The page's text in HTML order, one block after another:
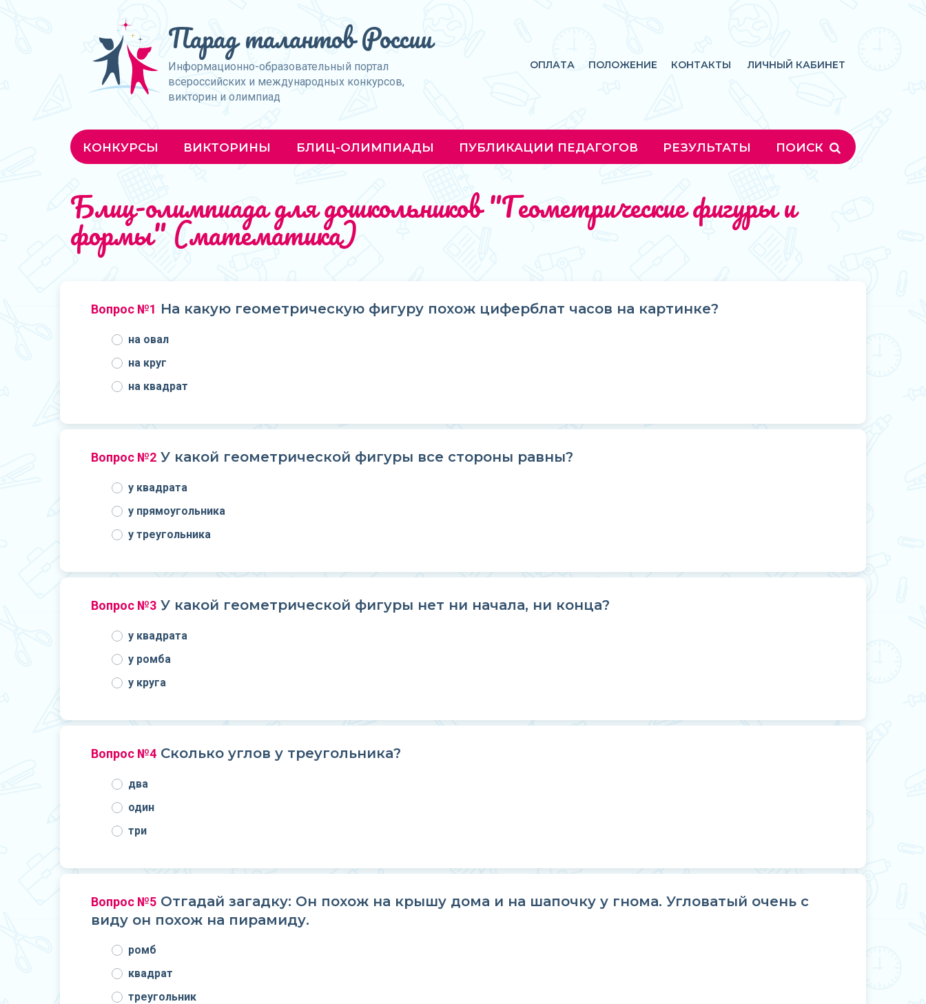
Парад талантов России
Информационно-образовательный портал
всероссийских и международных конкурсов,
викторин и олимпиад
ОПЛАТА ПОЛОЖЕНИЕ КОНТАКТЫ ЛИЧНЫЙ КАБИНЕТ
КОНКУРСЫ ВИКТОРИНЫ БЛИЦ-ОЛИМПИАДЫ ПУБЛИКАЦИИ ПЕДАГОГОВ РЕЗУЛЬТАТЫ ПОИСК
Блиц-олимпиада для дошкольников "Геометрические фигуры и
формы" (математика)
Вопрос №1 На какую геометрическую фигуру похож циферблат часов на картинке?
на овал
на круг
на квадрат
Вопрос №2 У какой геометрической фигуры все стороны равны?
у квадрата
у прямоугольника
у треугольника
Вопрос №3 У какой геометрической фигуры нет ни начала, ни конца?
у квадрата
у ромба
у круга
Вопрос №4 Сколько углов у треугольника?
два
один
три
Вопрос №5 Отгадай загадку: Он похож на крышу дома и на шапочку у гнома. Угловатый очень с
виду он похож на пирамиду.
ромб
квадрат
треугольник